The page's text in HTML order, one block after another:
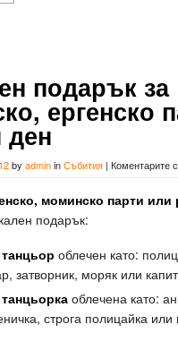
подарък за
ергенско
ден
by admininСъбития | Коментарите
моминско парти или
подарък:
облечен като:
затворник, моряк или
облечена като:
строга полицайка